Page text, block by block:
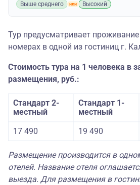
Выше среднего Высокий
Тур предусматривает
номерах в одной из гостиниц г.
Стоимость тура на 1 человека в
размещения, руб.:
Стандарт 2-
местный
Стандарт 1-
местный
17 490
19 490
Размещение производится в
отелей. Название отеля
выезда. Для размещения в